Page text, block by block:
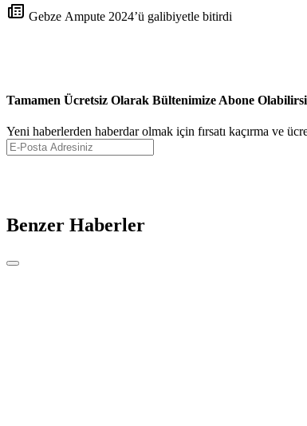
Gebze Ampute 2024’ü galibiyetle bitirdi
Tamamen Ücretsiz Olarak Bültenimize Abone
Yeni haberlerden haberdar olmak için fırsatı kaçırma ve
Benzer Haberler